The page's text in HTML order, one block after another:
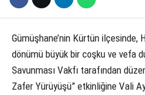
Gümüşhane’nin Kürtün ilçesinde,
dönümü büyük bir coşku ve vefa
Savunması Vakfı tarafından
Zafer Yürüyüşü” etkinliğine Vali